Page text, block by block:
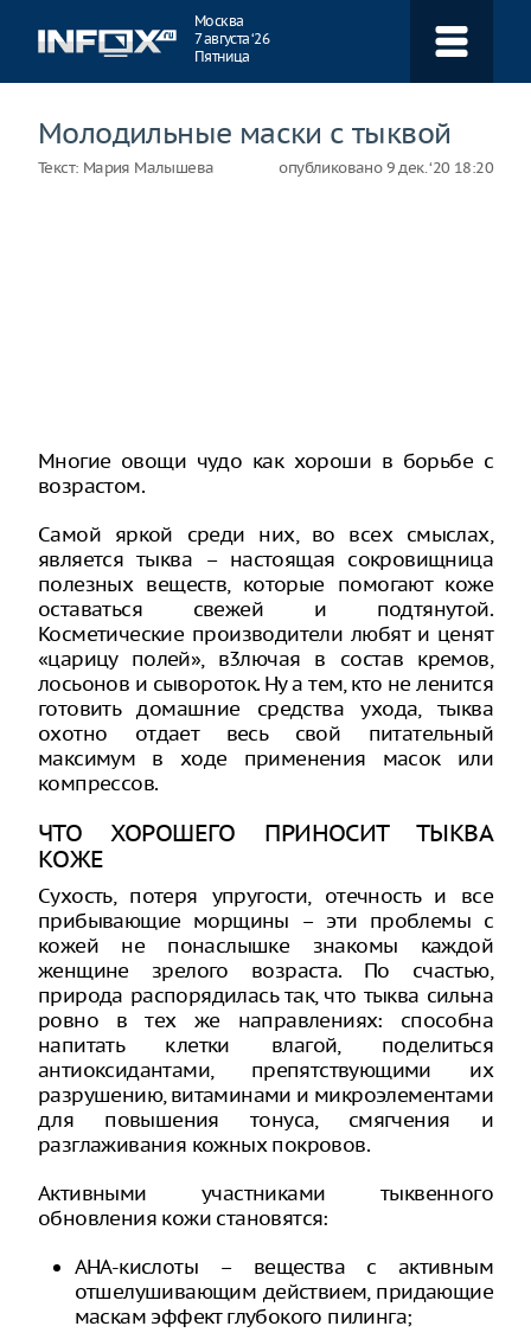
Москва
7 августа ‘26
Пятница
Молодильные маски с тыквой
Текст: Мария Малышева опубликовано9 дек. ‘20 18:20
Многие овощи чудо как хороши в борьбе с
возрастом.
Самой яркой среди них, во всех смыслах,
является тыква – настоящая сокровищница
полезных веществ, которые помогают коже
оставаться свежей и подтянутой.
Косметические производители любят и ценят
«царицу полей», в3лючая в состав кремов,
лосьонов и сывороток. Ну а тем, кто не ленится
готовить домашние средства ухода, тыква
охотно отдает весь свой питательный
максимум в ходе применения масок или
компрессов.
ЧТО ХОРОШЕГО ПРИНОСИТ ТЫКВА
КОЖЕ
Сухость, потеря упругости, отечность и все
прибывающие морщины – эти проблемы с
кожей не понаслышке знакомы каждой
женщине зрелого возраста. По счастью,
природа распорядилась так, что тыква сильна
ровно в тех же направлениях: способна
напитать клетки влагой, поделиться
антиоксидантами, препятствующими их
разрушению, витаминами и микроэлементами
для повышения тонуса, смягчения и
разглаживания кожных покровов.
Активными участниками тыквенного
обновления кожи становятся:
АНА-кислоты – вещества с активным
отшелушивающим действием, придающие
маскам эффект глубокого пилинга;